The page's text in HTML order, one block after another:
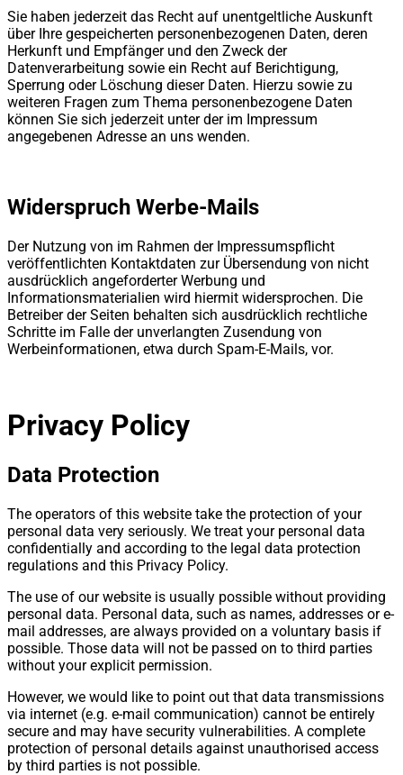
Sie haben jederzeit das Recht auf unentgeltliche Auskunft
über Ihre gespeicherten personenbezogenen Daten, deren
Herkunft und Empfänger und den Zweck der
Datenverarbeitung sowie ein Recht auf Berichtigung,
Sperrung oder Löschung dieser Daten. Hierzu sowie zu
weiteren Fragen zum Thema personenbezogene Daten
können Sie sich jederzeit unter der im Impressum
angegebenen Adresse an uns wenden.
Widerspruch Werbe-Mails
Der Nutzung von im Rahmen der Impressumspflicht
veröffentlichten Kontaktdaten zur Übersendung von nicht
ausdrücklich angeforderter Werbung und
Informationsmaterialien wird hiermit widersprochen. Die
Betreiber der Seiten behalten sich ausdrücklich rechtliche
Schritte im Falle der unverlangten Zusendung von
Werbeinformationen, etwa durch Spam-E-Mails, vor.
Privacy Policy
Data Protection
The operators of this website take the protection of your
personal data very seriously. We treat your personal data
confidentially and according to the legal data protection
regulations and this Privacy Policy.
The use of our website is usually possible without providing
personal data. Personal data, such as names, addresses or e-
mail addresses, are always provided on a voluntary basis if
possible. Those data will not be passed on to third parties
without your explicit permission.
However, we would like to point out that data transmissions
via internet (e.g. e-mail communication) cannot be entirely
secure and may have security vulnerabilities. A complete
protection of personal details against unauthorised access
by third parties is not possible.